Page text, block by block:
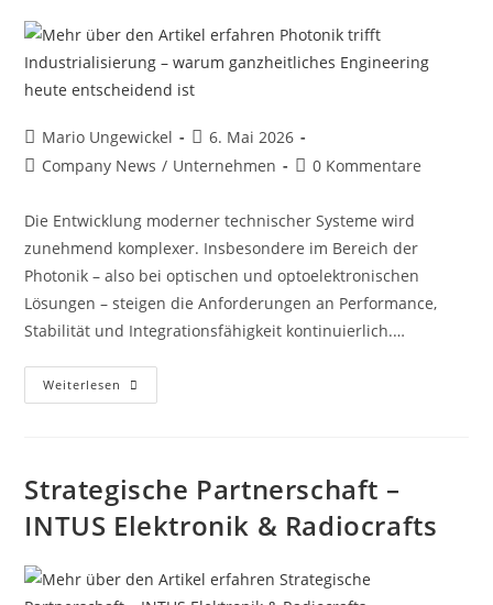
Mario Ungewickel
6. Mai 2026
Company News / Unternehmen 0 Kommentare
Die Entwicklung moderner technischer Systeme wird
zunehmend komplexer. Insbesondere im Bereich der
Photonik – also bei optischen und optoelektronischen
Lösungen – steigen die Anforderungen an Performance,
Stabilität und Integrationsfähigkeit kontinuierlich.…
Weiterlesen
Strategische Partnerschaft –
INTUS Elektronik & Radiocrafts